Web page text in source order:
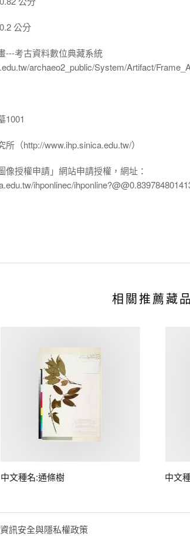
公分
---考古資料數位典藏系統
archaeo2_public/System/Artifact/
1001
（http://www.ihp.sinica.edu.tw/）
像授權申請」網站申請授權，網址：
ihponlinec/
相關推薦藏品
中文種名:通條樹 中文
訊安全與隱私權政策